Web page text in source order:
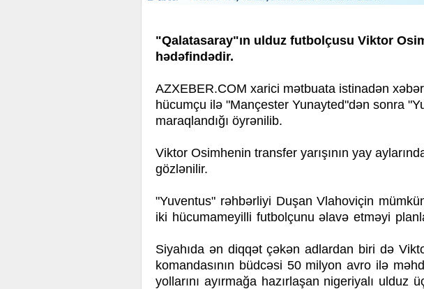
"Qalatasaray"ın ulduz futbolçusu Viktor
hədəfindədir.
AZXEBER.COM xarici mətbuata istinadən
hücumçu ilə "Mançester Yunayted"dən sonra
maraqlandığı öyrənilib.
Viktor Osimhenin transfer yarışının yay
gözlənilir.
"Yuventus" rəhbərliyi Duşan Vlahoviçin
iki hücumameyilli futbolçunu əlavə etməyi
Siyahıda ən diqqət çəkən adlardan biri də
komandasının büdcəsi 50 milyon avro ilə
yollarını ayırmağa hazırlaşan nigeriyalı ulduz